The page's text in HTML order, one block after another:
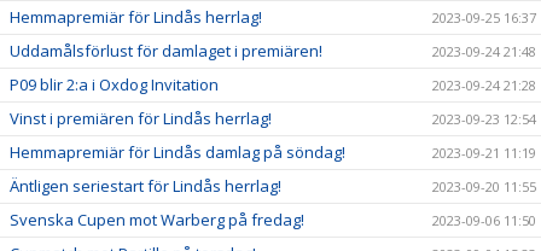
Hemmapremiär för Lindås herrlag! 2023-09-25 16:37
Uddamålsförlust för damlaget i premiären! 2023-09-24 21:48
P09 blir 2:a i Oxdog Invitation 2023-09-24 21:28
Vinst i premiären för Lindås herrlag! 2023-09-23 12:54
Hemmapremiär för Lindås damlag på söndag! 2023-09-21 11:19
Äntligen seriestart för Lindås herrlag! 2023-09-20 11:55
Svenska Cupen mot Warberg på fredag! 2023-09-06 11:50